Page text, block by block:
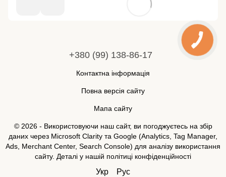
+380 (99) 138-86-17
Контактна інформація
Повна версія сайту
Мапа сайту
© 2026 - Використовуючи наш сайт, ви погоджуєтесь на збір
даних через Microsoft Clarity та Google (Analytics, Tag Manager,
Ads, Merchant Center, Search Console) для аналізу використання
сайту. Деталі у нашій політиці конфіденційності
Укр Рус